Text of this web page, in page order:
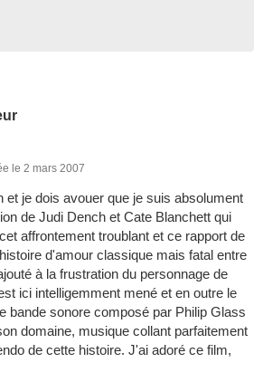
le 2 mars 2007
et je dois avouer que je suis absolument
de Judi Dench et Cate Blanchett qui
affrontement troublant et ce rapport de
d'amour classique mais fatal entre
à la frustration du personnage de
ici intelligemment mené et en outre le
bande sonore composé par Philip Glass
domaine, musique collant parfaitement
de cette histoire. J'ai adoré ce film,